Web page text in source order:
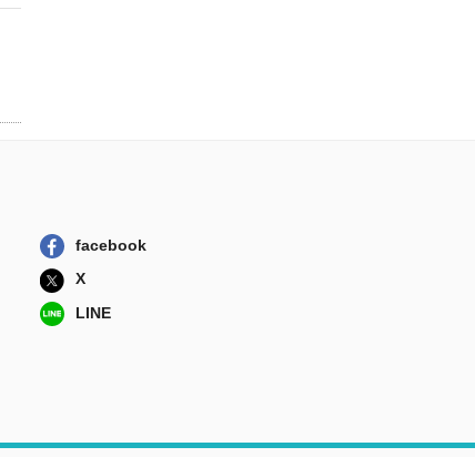
facebook
X
LINE